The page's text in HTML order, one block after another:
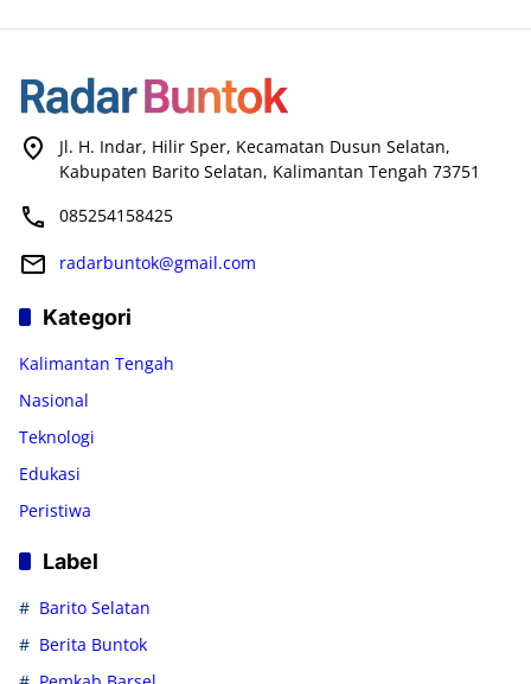
Jl. H. Indar, Hilir Sper, Kecamatan Dusun Selatan,
Kabupaten Barito Selatan, Kalimantan Tengah 73751
085254158425
radarbuntok@gmail.com
Kategori
Kalimantan Tengah
Nasional
Teknologi
Edukasi
Peristiwa
Label
Barito Selatan
Berita Buntok